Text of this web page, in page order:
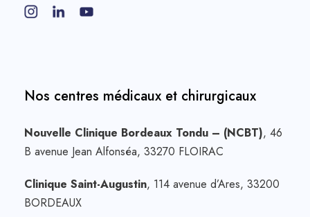
Nos centres médicaux et chirurgicaux
Nouvelle Clinique Bordeaux Tondu – (NCBT), 46
B avenue Jean Alfonséa, 33270 FLOIRAC
Clinique Saint-Augustin, 114 avenue d’Ares, 33200
BORDEAUX